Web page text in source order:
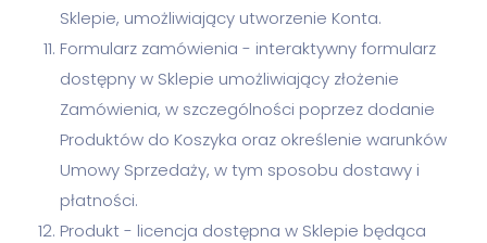
Sklepie, umożliwiający utworzenie Konta.
Formularz zamówienia - interaktywny formularz
dostępny w Sklepie umożliwiający złożenie
Zamówienia, w szczególności poprzez dodanie
Produktów do Koszyka oraz określenie warunków
Umowy Sprzedaży, w tym sposobu dostawy i
płatności.
Produkt - licencja dostępna w Sklepie będąca